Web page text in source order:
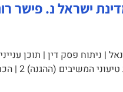
תמצית